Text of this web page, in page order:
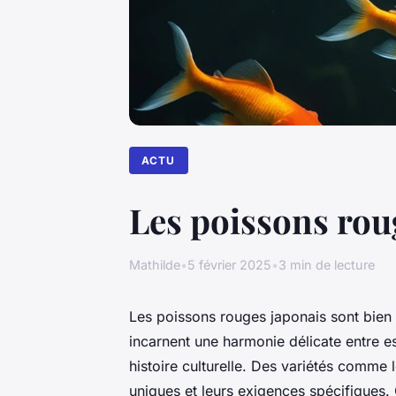
ACTU
Les poissons
Mathilde•5 février 2025•3 min de lecture
Les poissons rouges japonais sont
incarnent une harmonie délicate entre
histoire culturelle. Des variétés comme
uniques et leurs exigences